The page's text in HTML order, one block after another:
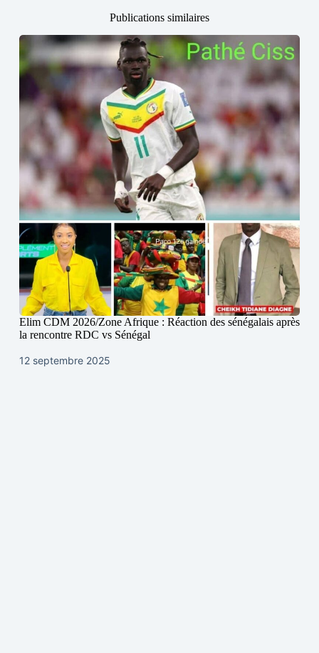
Publications similaires
Elim CDM 2026/Zone Afrique : Réaction des sénégalais après
la rencontre RDC vs Sénégal
12 septembre 2025